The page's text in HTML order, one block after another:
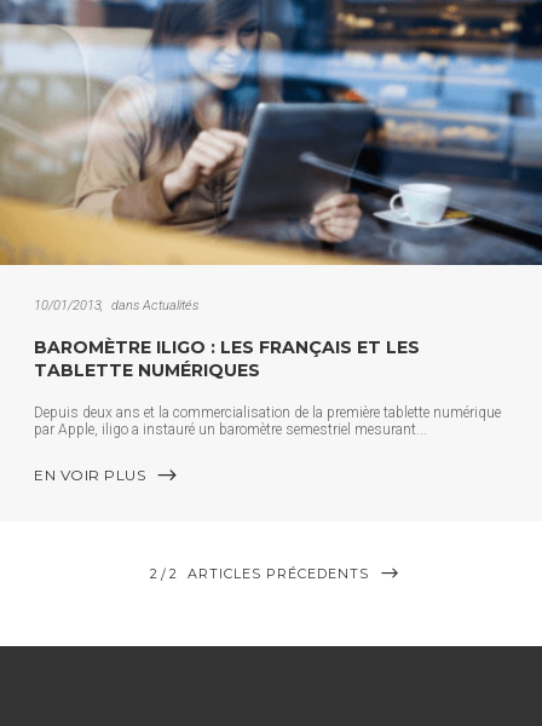
10/01/2013 dans Actualités
BAROMÈTRE ILIGO : LES FRANÇAIS ET LES
TABLETTE NUMÉRIQUES
Depuis deux ans et la commercialisation de la première tablette numérique
par Apple, iligo a instauré un baromètre semestriel mesurant
EN VOIR PLUS
2 2 ARTICLES PRÉCEDENTS